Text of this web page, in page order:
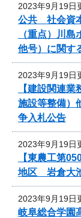
2023年9月19日
公共 社会資
（重点）川
他号）に関す
2023年9月19日
【建設関連
施設等整備
争入札公告
2023年9月19日
【東農工第
地区 岩倉大
2023年9月19日
岐阜総合学園